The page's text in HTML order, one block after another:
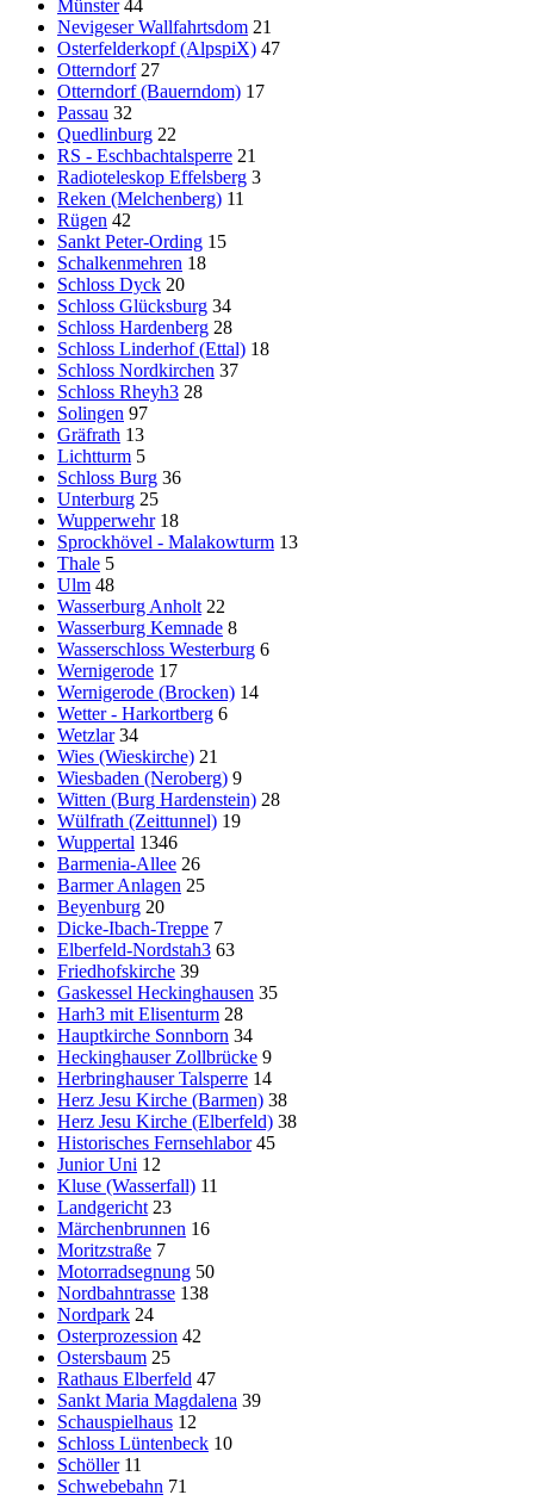
Münster 44
Nevigeser Wallfahrtsdom 21
Osterfelderkopf (AlpspiX) 47
Otterndorf 27
Otterndorf (Bauerndom) 17
Passau 32
Quedlinburg 22
RS - Eschbachtalsperre 21
Radioteleskop Effelsberg 3
Reken (Melchenberg) 11
Rügen 42
Sankt Peter-Ording 15
Schalkenmehren 18
Schloss Dyck 20
Schloss Glücksburg 34
Schloss Hardenberg 28
Schloss Linderhof (Ettal) 18
Schloss Nordkirchen 37
Schloss Rheyh3 28
Solingen 97
Gräfrath 13
Lichtturm 5
Schloss Burg 36
Unterburg 25
Wupperwehr 18
Sprockhövel - Malakowturm 13
Thale 5
Ulm 48
Wasserburg Anholt 22
Wasserburg Kemnade 8
Wasserschloss Westerburg 6
Wernigerode 17
Wernigerode (Brocken) 14
Wetter - Harkortberg 6
Wetzlar 34
Wies (Wieskirche) 21
Wiesbaden (Neroberg) 9
Witten (Burg Hardenstein) 28
Wülfrath (Zeittunnel) 19
Wuppertal 1346
Barmenia-Allee 26
Barmer Anlagen 25
Beyenburg 20
Dicke-Ibach-Treppe 7
Elberfeld-Nordstah3 63
Friedhofskirche 39
Gaskessel Heckinghausen 35
Harh3 mit Elisenturm 28
Hauptkirche Sonnborn 34
Heckinghauser Zollbrücke 9
Herbringhauser Talsperre 14
Herz Jesu Kirche (Barmen) 38
Herz Jesu Kirche (Elberfeld) 38
Historisches Fernsehlabor 45
Junior Uni 12
Kluse (Wasserfall) 11
Landgericht 23
Märchenbrunnen 16
Moritzstraße 7
Motorradsegnung 50
Nordbahntrasse 138
Nordpark 24
Osterprozession 42
Ostersbaum 25
Rathaus Elberfeld 47
Sankt Maria Magdalena 39
Schauspielhaus 12
Schloss Lüntenbeck 10
Schöller 11
Schwebebahn 71